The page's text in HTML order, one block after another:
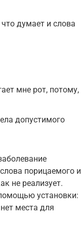
думает и слова
мне рот, потому,
допустимого
порицаемого и
не реализует.
установки:
места для